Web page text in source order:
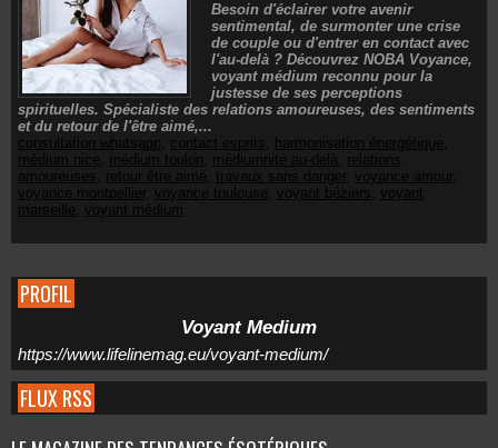
Besoin d'éclairer votre avenir
sentimental, de surmonter une crise
de couple ou d'entrer en contact avec
l'au-delà ? Découvrez NOBA Voyance,
voyant médium reconnu pour la
justesse de ses perceptions
spirituelles. Spécialiste des relations amoureuses, des sentiments
et du retour de l'être aimé,...
consultation whatsapp
contact esprits harmonisation énergétique
médium nice
médium toulon médiumnité au-delà
relations
amoureuses
retour être aimé travaux sans danger, voyance amour,
voyance montpellier, voyance toulouse voyant béziers
voyant
marseille
voyant médium
PROFIL
Voyant Medium
https://www.lifelinemag.eu/voyant-medium/
FLUX RSS